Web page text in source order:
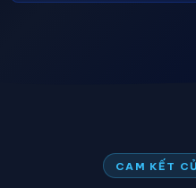
CAM KẾT